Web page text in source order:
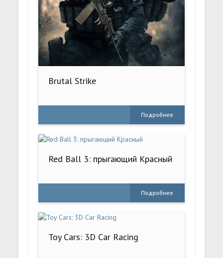
Brutal Strike
Подробнее
Red Ball 3: прыгающий Красный
Подробнее
Toy Cars: 3D Car Racing